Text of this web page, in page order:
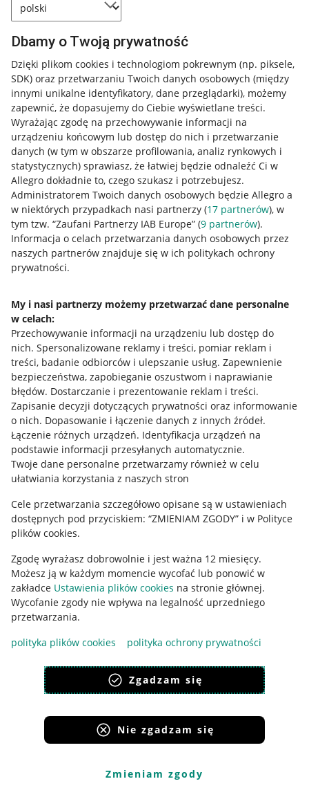
Dbamy o Twoją prywatność
Dzięki plikom cookies i technologiom pokrewnym (np. piksele,
SDK) oraz przetwarzaniu Twoich danych osobowych (między
innymi unikalne identyfikatory, dane przeglądarki), możemy
zapewnić, że dopasujemy do Ciebie wyświetlane treści.
Wyrażając zgodę na przechowywanie informacji na
urządzeniu końcowym lub dostęp do nich i przetwarzanie
danych (w tym w obszarze profilowania, analiz rynkowych i
statystycznych) sprawiasz, że łatwiej będzie odnaleźć Ci w
Allegro dokładnie to, czego szukasz i potrzebujesz.
Administratorem Twoich danych osobowych będzie Allegro a
w niektórych przypadkach nasi partnerzy (17 partnerów), w
tym tzw. “Zaufani Partnerzy IAB Europe” (9 partnerów).
Informacja o celach przetwarzania danych osobowych przez
naszych partnerów znajduje się w ich politykach ochrony
prywatności.
My i nasi partnerzy możemy przetwarzać dane personalne
w celach:
Przechowywanie informacji na urządzeniu lub dostęp do
nich. Spersonalizowane reklamy i treści, pomiar reklam i
treści, badanie odbiorców i ulepszanie usług. Zapewnienie
bezpieczeństwa, zapobieganie oszustwom i naprawianie
błędów. Dostarczanie i prezentowanie reklam i treści.
Zapisanie decyzji dotyczących prywatności oraz informowanie
o nich. Dopasowanie i łączenie danych z innych źródeł.
Łączenie różnych urządzeń. Identyfikacja urządzeń na
podstawie informacji przesyłanych automatycznie.
Twoje dane personalne przetwarzamy również w celu
ułatwiania korzystania z naszych stron
Cele przetwarzania szczegółowo opisane są w ustawieniach
dostępnych pod przyciskiem: “ZMIENIAM ZGODY” i w Polityce
plików cookies.
Zgodę wyrażasz dobrowolnie i jest ważna 12 miesięcy.
Możesz ją w każdym momencie wycofać lub ponowić w
zakładce Ustawienia plików cookies na stronie głównej.
Wycofanie zgody nie wpływa na legalność uprzedniego
przetwarzania.
polityka plików cookies
polityka ochrony prywatności
Zgadzam się
Nie zgadzam się
Zmieniam zgody
Przydatne informacje
Jak to działa
Allegro Gadane dla sprzedających
Allegro Gadane dla kupujących
Mapa miejscowości
Informacje prawne
Regulamin
Polityka plików "cookies"
Ustawienia plików "cookies"
Udostępnianie lokalizacji
Informacje dla Aktu o Usługach Cyfrowych
Pobierz aplikację
Korzystanie z serwisu oznacza akceptacjęregulaminu